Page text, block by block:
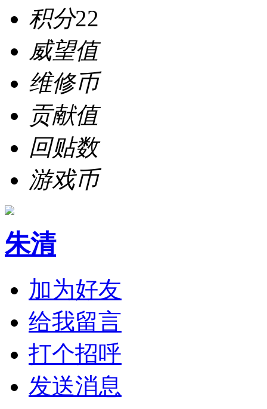
积分22
威望值
维修币
贡献值
回贴数
游戏币
朱清
加为好友
给我留言
打个招呼
发送消息